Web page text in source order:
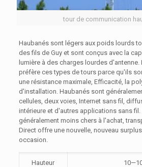
tour de communication
Haubanés sont légers aux poids lourds
des fils de Guy et sont conçus avec la
lumière à des charges lourdes
préfère ces types de tours parce qu'ils
une résistance maximale, Efficacité, la
d'installation. Haubanés sont
cellules, deux voies, Internet sans fil,
intérieure et d'autres applications sans
généralement moins chers à l'achat,
Direct offre une nouvelle, nouveau
occasion.
Hauteur